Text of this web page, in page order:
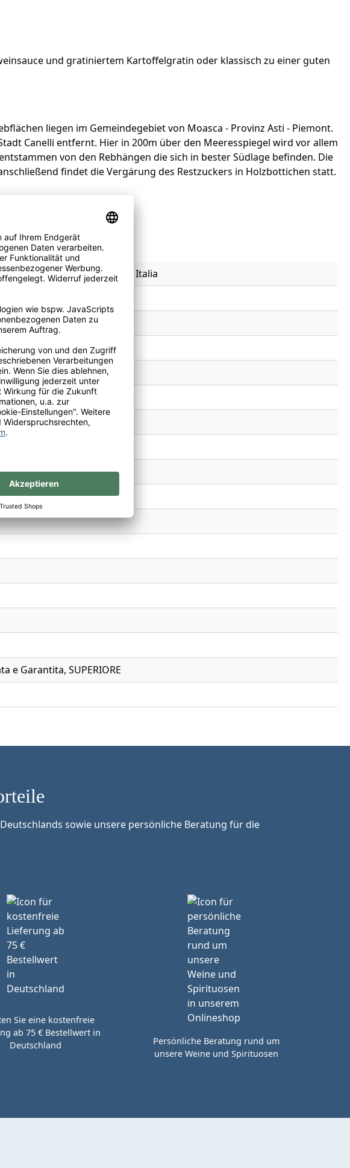
und gratiniertem Kartoffelgratin oder klassisch zu einer guten
liegen im Gemeindegebiet von Moasca - Provinz Asti - Piemont.
Canelli entfernt. Hier in 200m über den Meeresspiegel wird vor allem
von den Rebhängen die sich in bester Südlage befinden. Die
findet die Vergärung des Restzuckers in Holzbottichen statt.
Annunziata AT, Moasca - Italia
e Garantita, SUPERIORE
sowie unsere persönliche Beratung für die
Sie eine kostenfreie
ab 75 € Bestellwert in
Deutschland
Persönliche Beratung rund um
unsere Weine und Spirituosen